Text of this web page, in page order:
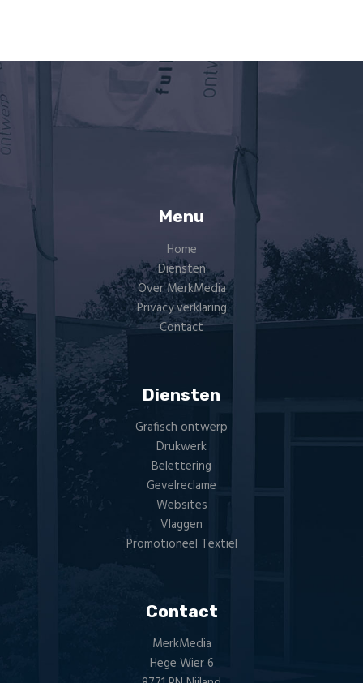
Menu
Home
Diensten
Over MerkMedia
Privacy verklaring
Contact
Diensten
Grafisch ontwerp
Drukwerk
Belettering
Gevelreclame
Websites
Vlaggen
Promotioneel Textiel
Contact
MerkMedia
Hege Wier 6